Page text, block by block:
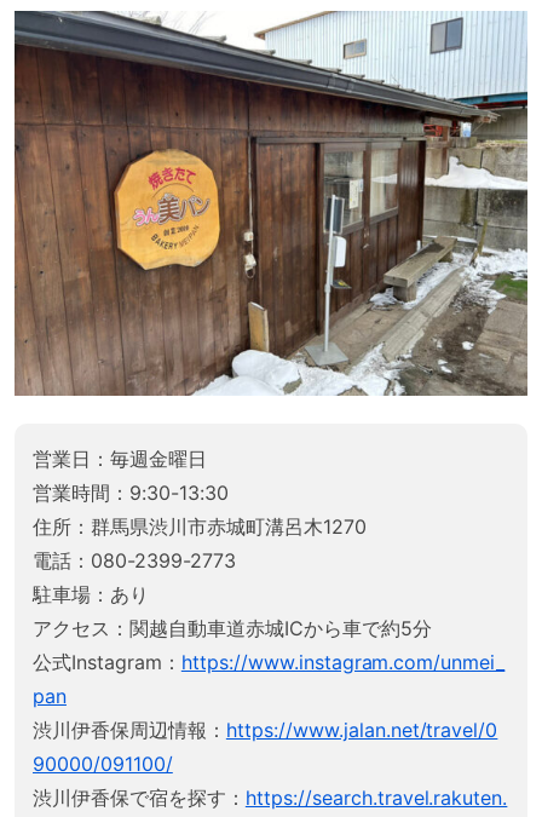
営業日：毎週金曜日
営業時間：9:30-13:30
住所：群馬県渋川市赤城町溝呂木1270
電話：080-2399-2773
駐車場：あり
アクセス：関越自動車道赤城ICから車で約5分
公式Instagram： https://www.instagram.com/unmei_
pan
渋川伊香保周辺情報： https://www.jalan.net/travel/0
90000/091100/
渋川伊香保で宿を探す： https://search.travel.rakuten.